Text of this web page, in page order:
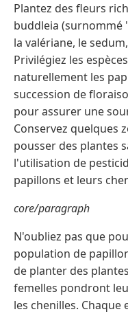
Plantez des fleurs
buddleia (surnommé
la valériane, le
Privilégiez les
naturellement les
succession de
pour assurer une
Conservez quelques
pousser des plantes
l'utilisation de
papillons et leurs
core/paragraph
N'oubliez pas que
population de
de planter des
femelles pondront
les chenilles. Chaque